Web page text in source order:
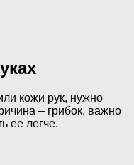
кожи рук, нужно
– грибок, важно
ее легче.